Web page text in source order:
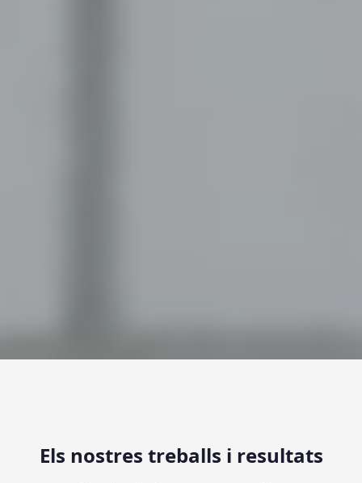
Els nostres treballs i resultats